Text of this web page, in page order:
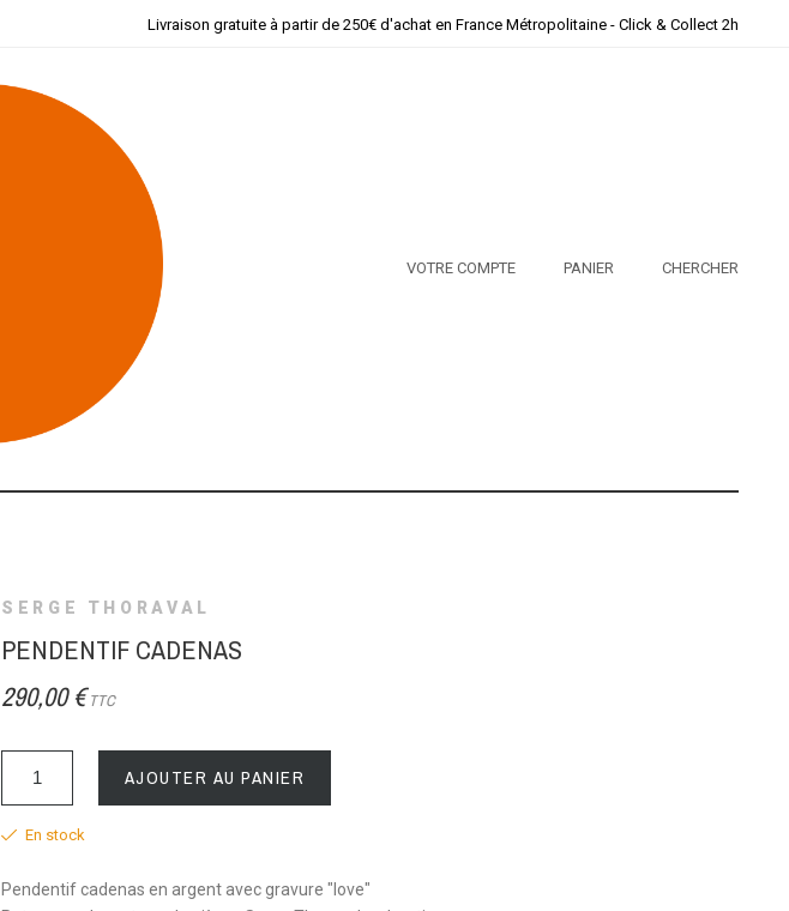
Livraison gratuite à partir de 250€ d'achat en France Métropolitaine - Click & Collect 2h
VOTRE COMPTE PANIER CHERCHER
SERGE THORAVAL
PENDENTIF CADENAS
290,00 € TTC
AJOUTER AU PANIER
En stock
Pendentif cadenas en argent avec gravure "love"